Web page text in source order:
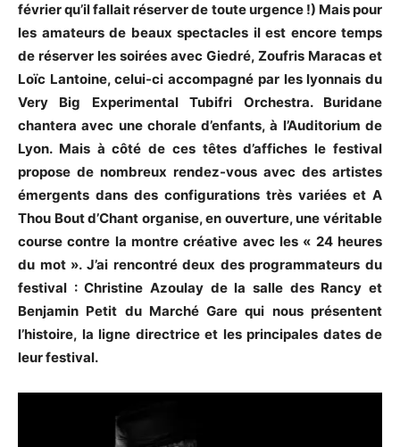
février qu’il fallait réserver de toute urgence !) Mais pour
les amateurs de beaux spectacles il est encore temps
de réserver les soirées avec Giedré, Zoufris Maracas et
Loïc Lantoine, celui-ci accompagné par les lyonnais du
Very Big Experimental Tubifri Orchestra. Buridane
chantera avec une chorale d’enfants, à l’Auditorium de
Lyon. Mais à côté de ces têtes d’affiches le festival
propose de nombreux rendez-vous avec des artistes
émergents dans des configurations très variées et A
Thou Bout d’Chant organise, en ouverture, une véritable
course contre la montre créative avec les « 24 heures
du mot ». J’ai rencontré deux des programmateurs du
festival : Christine Azoulay de la salle des Rancy et
Benjamin Petit du Marché Gare qui nous présentent
l’histoire, la ligne directrice et les principales dates de
leur festival.